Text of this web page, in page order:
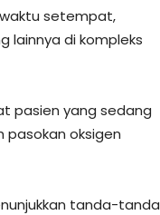
setempat,
lainnya di kompleks
pasien yang sedang
pasokan oksigen
tanda-tanda